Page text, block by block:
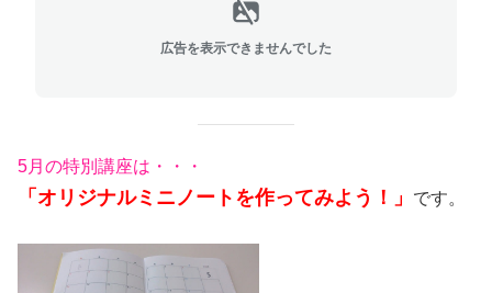
広告を表示できませんでした
5月の特別講座は・・・
「オリジナルミニノートを作ってみよう！」 です。